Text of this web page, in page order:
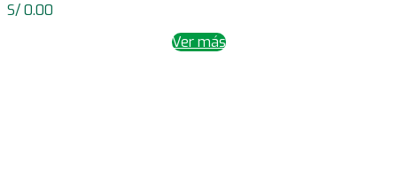
S/0.00
Ver más